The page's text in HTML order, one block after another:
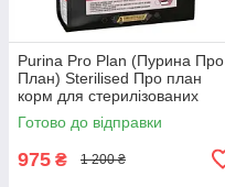
Purina Pro Plan (Пурина Про
План) Sterilised Про план
корм для стерилізованих
котів з тріскою, фореллю 3 кг
Готово до відправки
975 ₴ 1 200 ₴